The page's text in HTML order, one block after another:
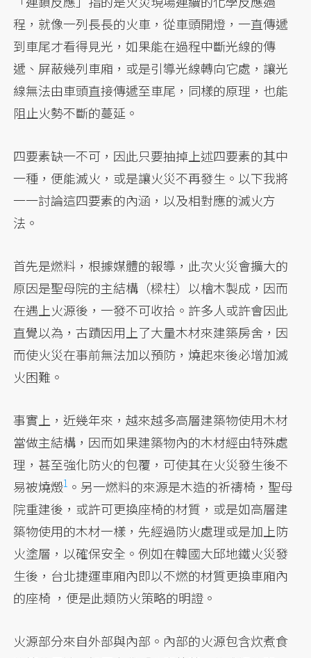
程，就像一列長長的火車，從車頭開燈，一直傳遞
到車尾才看得見光，如果能在過程中斷光線的傳
遞、屏蔽幾列車廂，或是引導光線轉向它處，讓光
線無法由車頭直接傳遞至車尾，同樣的原理，也能
阻止火勢不斷的蔓延。
四要素缺一不可，因此只要抽掉上述四要素的其中
一種，便能滅火，或是讓火災不再發生。以下我將
一一討論這四要素的內涵，以及相對應的滅火方
法。
首先是燃料，根據媒體的報導，此次火災會擴大的
原因是聖母院的主結構（樑柱）以檜木製成，因而
在遇上火源後，一發不可收拾。許多人或許會因此
直覺以為，古蹟因用上了大量木材來建築房舍，因
而使火災在事前無法加以預防，燒起來後必增加滅
火困難。
事實上，近幾年來，越來越多高層建築物使用木材
當做主結構，因而如果建築物內的木材經由特殊處
理，甚至強化防火的包覆，可使其在火災發生後不
易被燒燬1 。另一燃料的來源是木造的祈禱椅，聖母
院重建後，或許可更換座椅的材質，或是如高層建
築物使用的木材一樣，先經過防火處理或是加上防
火塗層，以確保安全。例如在韓國大邱地鐵火災發
生後，台北捷運車廂內即以不燃的材質更換車廂內
的座椅 ，便是此類防火策略的明證。
火源部分來自外部與內部。內部的火源包含炊煮食